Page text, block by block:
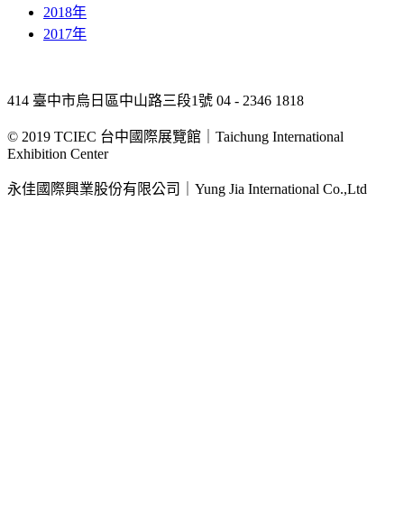
2018年
2017年
414 臺中市烏日區中山路三段1號 04 - 2346 1818
© 2019 TCIEC 台中國際展覽館｜Taichung International
Exhibition Center
永佳國際興業股份有限公司｜Yung Jia International Co.,Ltd